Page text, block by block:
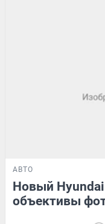
АВТО
Новый Hyundai
объективы